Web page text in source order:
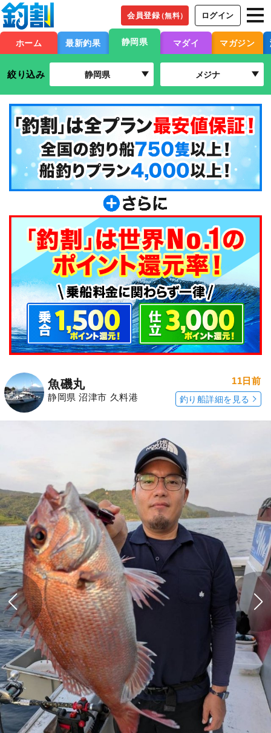
会員登録（無料） ログイン
ホーム 最新釣果 静岡県 マダイ マガジン
絞り込み 静岡県 メジナ
魚磯丸
静岡県 沼津市 久料港
11日前
釣り船詳細を見る